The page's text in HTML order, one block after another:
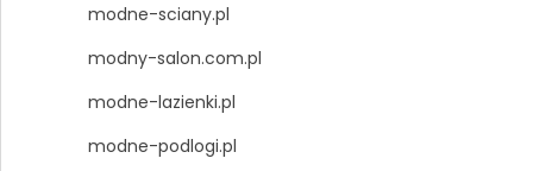
modne-sciany.pl
modny-salon.com.pl
modne-lazienki.pl
modne-podlogi.pl